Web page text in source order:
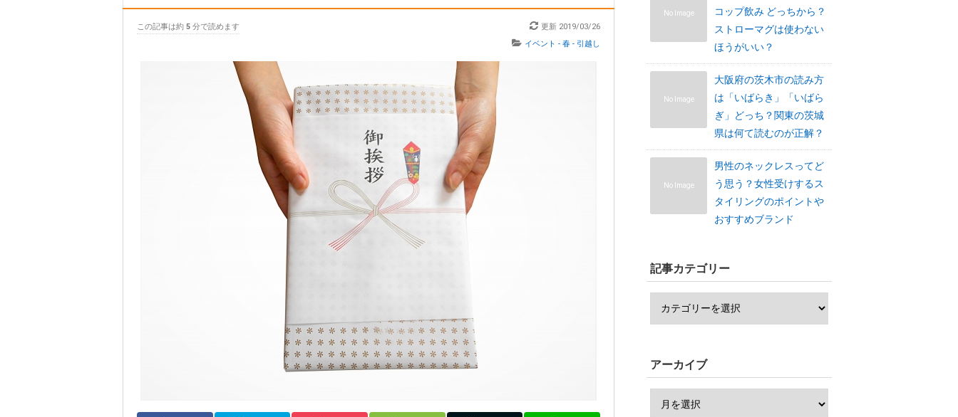
この記事は約 5 分で読めます 更新 2019/03/26
イベント - 春 - 引越し
No Image
コップ飲み どっちから？
ストローマグは使わない
ほうがいい？
No Image
大阪府の茨木市の読み方
は「いばらき」「いばら
ぎ」どっち？関東の茨城
県は何て読むのが正解？
No Image
男性のネックレスってど
う思う？女性受けするス
タイリングのポイントや
おすすめブランド
記事カテゴリー
アーカイブ